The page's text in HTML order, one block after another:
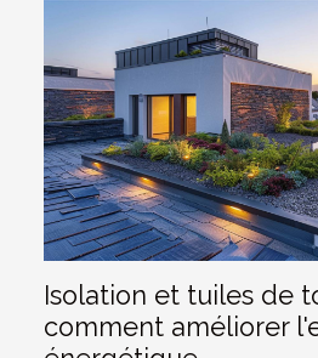
Isolation et tuiles de
comment améliorer